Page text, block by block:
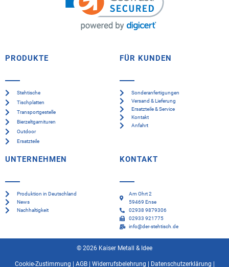
PRODUKTE
Stehtische
Tischplatten
Transportgestelle
Bierzeltgarnituren
Outdoor
Ersatzteile
FÜR KUNDEN
Sonderanfertigungen
Versand & Lieferung
Ersatzteile & Service
Kontakt
Anfahrt
UNTERNEHMEN
Produktion in Deutschland
News
Nachhaltigkeit
KONTAKT
Am Ohrt 2
59469 Ense
02938 9879306
02933 921775
info@der-stehtisch.de
© 2026 Kaiser Metall & Idee
Cookie-Zustimmung AGB| Widerrufsbelehrung Datenschutzerklärung